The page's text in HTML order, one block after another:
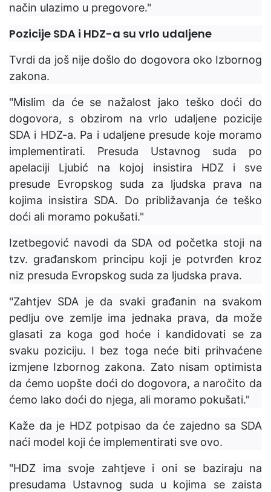
način ulazimo u pregovore."
Pozicije SDA i HDZ-a su vrlo udaljene
Tvrdi da još nije došlo do dogovora oko Izbornog
zakona.
"Mislim da će se nažalost jako teško doći do
dogovora, s obzirom na vrlo udaljene pozicije
SDA i HDZ-a. Pa i udaljene presude koje moramo
implementirati. Presuda Ustavnog suda po
apelaciji Ljubić na kojoj insistira HDZ i sve
presude Evropskog suda za ljudska prava na
kojima insistira SDA. Do približavanja će teško
doći ali moramo pokušati."
Izetbegović navodi da SDA od početka stoji na
tzv. građanskom principu koji je potvrđen kroz
niz presuda Evropskog suda za ljudska prava.
"Zahtjev SDA je da svaki građanin na svakom
pedlju ove zemlje ima jednaka prava, da može
glasati za koga god hoće i kandidovati se za
svaku poziciju. I bez toga neće biti prihvaćene
izmjene Izbornog zakona. Zato nisam optimista
da ćemo uopšte doći do dogovora, a naročito da
ćemo lako doći do njega, ali moramo pokušati."
Kaže da je HDZ potpisao da će zajedno sa SDA
naći model koji će implementirati sve ovo.
"HDZ ima svoje zahtjeve i oni se baziraju na
presudama Ustavnog suda u kojima se zaista